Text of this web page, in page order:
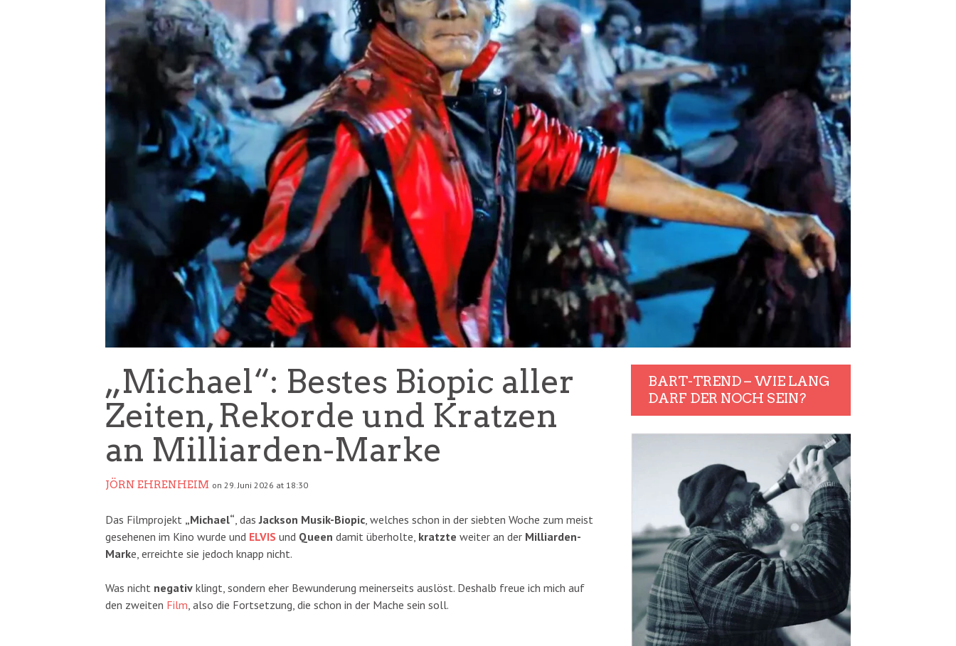
„Michael“: Bestes Biopic aller
Zeiten, Rekorde und Kratzen
an Milliarden-Marke
JÖRN EHRENHEIM on 29. Juni 2026 at 18:30
Das Filmprojekt „Michael“ , dasJackson Musik-Biopic , welches schon in der siebten Woche zum meist
gesehenen im Kino wurde und ELVIS und Queen damit überholte, kratzte weiter an der Milliarden-
Marke, erreichte sie jedoch knapp nicht.
Was nicht negativ klingt, sondern eher Bewunderung meinerseits auslöst. Deshalb freue ich mich auf
den zweiten Film , also die Fortsetzung, die schon in der Mache sein soll.
BART-TREND – WIE LANG
DARF DER NOCH SEIN?